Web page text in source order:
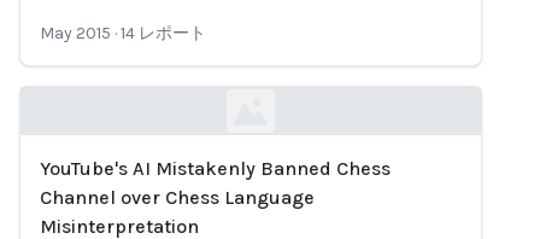
May 2015 ·14 レポート
Loading...
YouTube's AI Mistakenly Banned Chess
Channel over Chess Language
Misinterpretation